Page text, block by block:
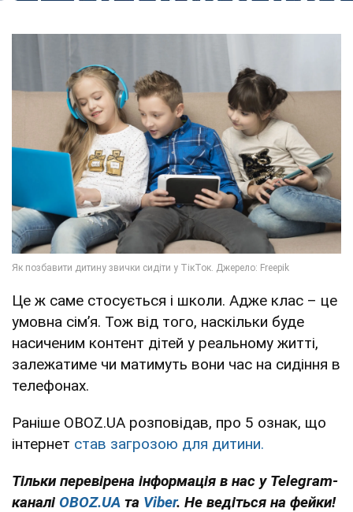
Це ж саме стосується і школи. Адже клас – це
умовна сімʼя. Тож від того, наскільки буде
насиченим контент дітей у реальному житті,
залежатиме чи матимуть вони час на сидіння в
телефонах.
Раніше OBOZ.UA розповідав, про 5 ознак, що
інтернет став загрозою для дитини.
Тільки перевірена інформація в нас у Telegram-
каналі OBOZ.UA та Viber. Не ведіться на фейки!